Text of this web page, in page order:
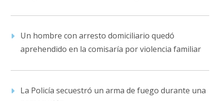
Un hombre con arresto domiciliario quedó
aprehendido en la comisaría por violencia familiar
La Policía secuestró un arma de fuego durante una